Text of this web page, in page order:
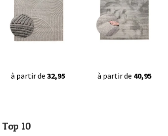
à partir de 32,95 à partir de 40,95
Top 10